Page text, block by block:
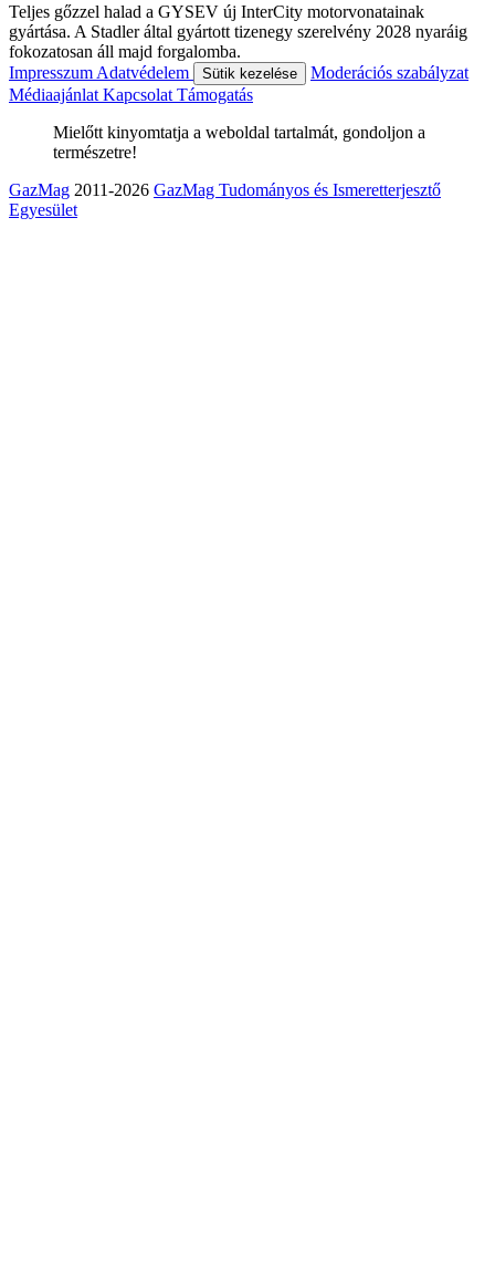
Teljes gőzzel halad a GYSEV új InterCity motorvonatainak
gyártása. A Stadler által gyártott tizenegy szerelvény 2028 nyaráig
fokozatosan áll majd forgalomba.
Impresszum Adatvédelem Sütik kezelése
Moderációs szabályzat
Médiaajánlat Kapcsolat Támogatás
Mielőtt kinyomtatja a weboldal tartalmát, gondoljon a
természetre!
GazMag 2011-2026 GazMag Tudományos és Ismeretterjesztő
Egyesület